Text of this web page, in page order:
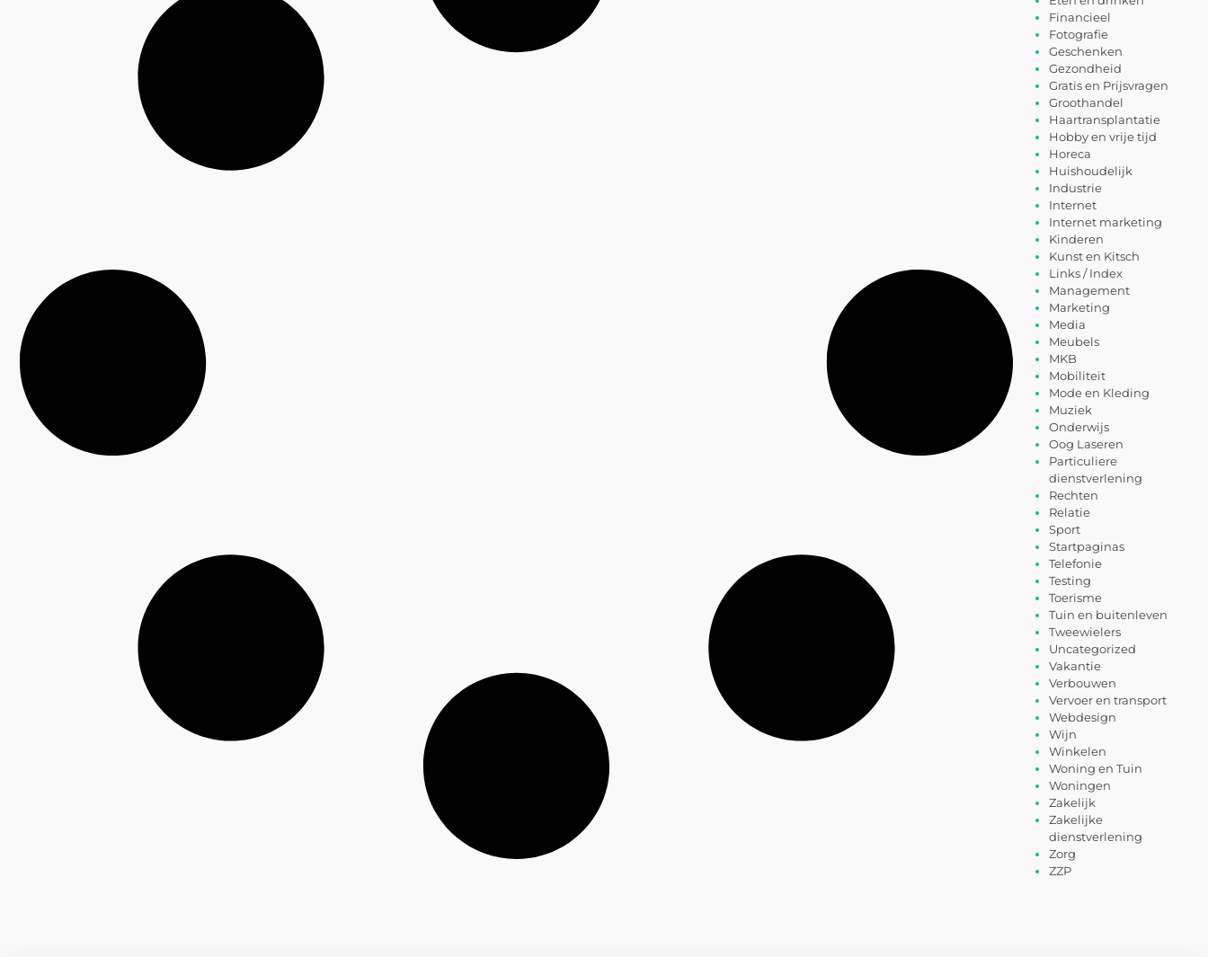
Financieel
Fotografie
Geschenken
Gezondheid
Gratis en Prijsvragen
Groothandel
Haartransplantatie
Hobby en vrije tijd
Horeca
Huishoudelijk
Industrie
Internet
Internet marketing
Kinderen
Kunst en Kitsch
Links / Index
Management
Marketing
Media
Meubels
MKB
Mobiliteit
Mode en Kleding
Muziek
Onderwijs
Oog Laseren
Particuliere
dienstverlening
Rechten
Relatie
Sport
Startpaginas
Telefonie
Testing
Toerisme
Tuin en buitenleven
Tweewielers
Uncategorized
Vakantie
Verbouwen
Vervoer en transport
Webdesign
Wijn
Winkelen
Woning en Tuin
Woningen
Zakelijk
Zakelijke
dienstverlening
Zorg
ZZP